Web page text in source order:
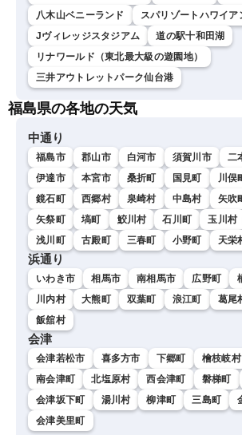
八木山ベニーランド
スパリゾートハワイア
Jヴィレッジスタジアム
道の駅十和田湖
リナワールド（東北最大級の遊園地）
三井アウトレットパーク仙台港
福島県の各地の天気
中通り
福島市 郡山市 白河市 須賀川市 二
伊達市
本宮市 桑折町 国見町 川俣
鏡石町
西郷村 泉崎村 中島村 矢吹
矢祭町
塙町 鮫川村 石川町 玉川村
浅川町
古殿町 三春町 小野町 天栄
浜通り
いわき市 相馬市 南相馬市 広野町
川内村
大熊町 双葉町 浪江町 葛尾
飯舘村
会津
会津若松市 喜多方市 下郷町 檜枝岐村
南会津町
北塩原村 西会津町 磐梯町
会津坂下町
湯川村 柳津町 三島町
会津美里町